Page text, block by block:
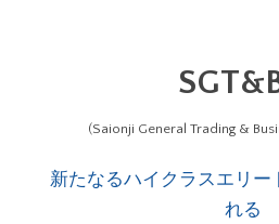
(Saionji General Trading &
新たなるハイクラスエリー
れる